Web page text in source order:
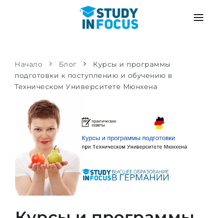
Университеты
Подготовительные курсы при вузе
Пропедевтика
ЯЗЫКОВЫЕ ШКОЛЫ
Языковые школы
Языковые курсы
ПОСТУПЛЕНИЕ
СЦЕНАРИЙ
Поступить после школы
Перевод из вуза
Магистратура в Германии
Второе высшее
Родителям
С гарантией зачисления
МЕТОДИКА
УСЛУГИ
Начало Блог
Курсы и программы
подготовки к поступлению и обучению в
Техническом Университете Мюнхена